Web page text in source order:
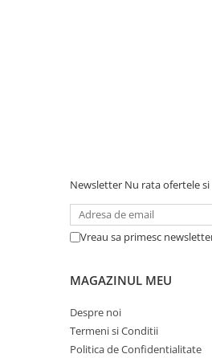
Newsletter Nu rata ofertele
Vreau sa primesc
MAGAZINUL MEU
Despre noi
Termeni si Conditii
Politica de Confidentialitate